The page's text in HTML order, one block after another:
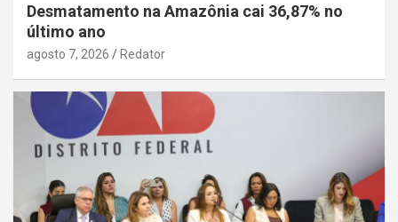
Desmatamento na Amazônia cai 36,87% no
último ano
agosto 7, 2026 Redator